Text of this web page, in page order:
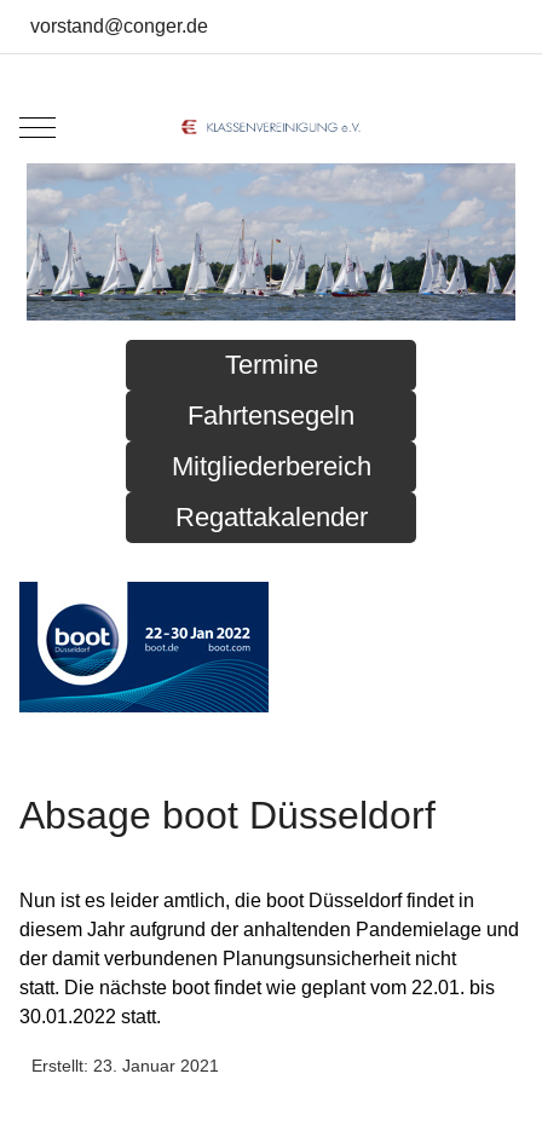
vorstand@conger.de
Mobile Menu Toggle
Termine
Fahrtensegeln
Mitgliederbereich
Regattakalender
Absage boot Düsseldorf
Nun ist es leider amtlich, die boot Düsseldorf findet in
diesem Jahr aufgrund der anhaltenden Pandemielage und
der damit verbundenen Planungsunsicherheit nicht
statt. Die nächste boot findet wie geplant vom 22.01. bis
30.01.2022 statt.
Erstellt: 23. Januar 2021